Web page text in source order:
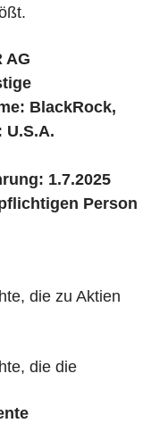
AG
BlackRock,
U.S.A.
1.7.2025
Person
die zu Aktien
die die